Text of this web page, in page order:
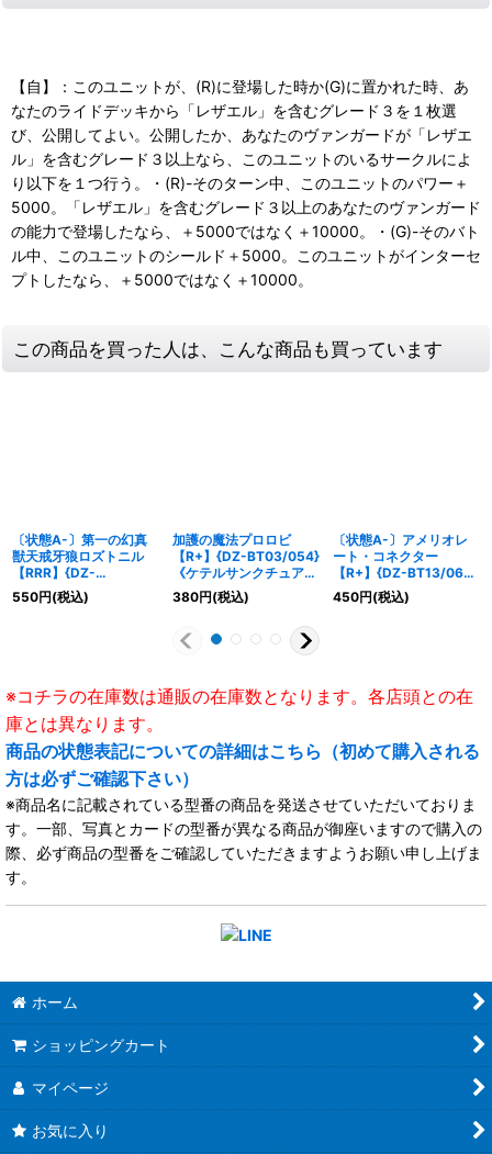
【自】：このユニットが、(R)に登場した時か(G)に置かれた時、あ
なたのライドデッキから「レザエル」を含むグレード３を１枚選
び、公開してよい。公開したか、あなたのヴァンガードが「レザエ
ル」を含むグレード３以上なら、このユニットのいるサークルによ
り以下を１つ行う。・(R)-そのターン中、このユニットのパワー＋
5000。「レザエル」を含むグレード３以上のあなたのヴァンガード
の能力で登場したなら、＋5000ではなく＋10000。・(G)-そのバト
ル中、このユニットのシールド＋5000。このユニットがインターセ
プトしたなら、＋5000ではなく＋10000。
この商品を買った人は、こんな商品も買っています
〔状態A-〕第一の幻真
獣天戒牙狼ロズトニル
【RRR】{DZ-
BT07/009}《ブラント
ゲート》
550円(税込)
加護の魔法プロロビ
【R+】{DZ-BT03/054}
《ケテルサンクチュア
リ》
380円(税込)
〔状態A-〕アメリオレ
ート・コネクター
【R+】{DZ-BT13/063}
《ブラントゲート》
450円(税込)
※コチラの在庫数は通販の在庫数となります。各店頭との在
庫とは異なります。
商品の状態表記についての詳細はこちら（初めて購入される
方は必ずご確認下さい）
※商品名に記載されている型番の商品を発送させていただいておりま
す。一部、写真とカードの型番が異なる商品が御座いますので購入の
際、必ず商品の型番をご確認していただきますようお願い申し上げま
す。
ホーム
ショッピングカート
マイページ
お気に入り